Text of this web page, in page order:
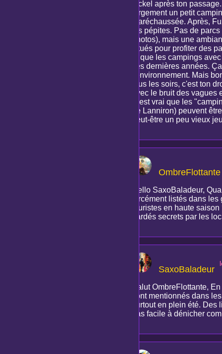
nickel après ton
largement un petit
maréchaussée. Après,
les pépites. Pas de
photos), mais une
situés pour profiter des
lu que les campings
ces dernières années.
l'environnement. Mais
tous les soirs, c'est ton
avec le bruit des
C'est vrai que les
de Lanniron) peuvent
peut-être un peu vieux
OmbreFlottante
Hello SaxoBaladeur,
forcément listés dans
touristes en haute
gardés secrets par les
SaxoBaladeur
Salut OmbreFlottante,
sont mentionnés dans
surtout en plein été.
pas facile à dénicher